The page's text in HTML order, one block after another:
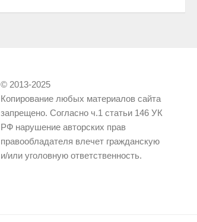
© 2013-2025
Копирование любых материалов сайта
запрещено. Согласно ч.1 статьи 146 УК
РФ нарушение авторских прав
правообладателя влечет гражданскую
и/или уголовную ответственность.